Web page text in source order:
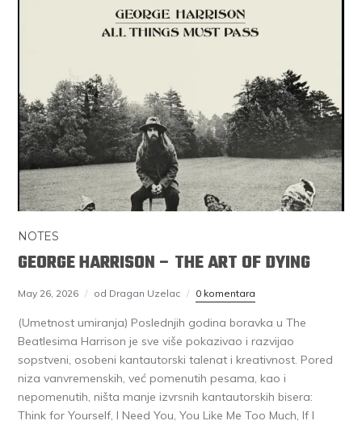
NOTES
GEORGE HARRISON – THE ART OF DYING
May 26, 2026 od Dragan Uzelac 0 komentara
(Umetnost umiranja) Poslednjih godina boravka u The
Beatlesima Harrison je sve više pokazivao i razvijao
sopstveni, osobeni kantautorski talenat i kreativnost. Pored
niza vanvremenskih, već pomenutih pesama, kao i
nepomenutih, ništa manje izvrsnih kantautorskih bisera:
Think for Yourself, I Need You, You Like Me Too Much, If I